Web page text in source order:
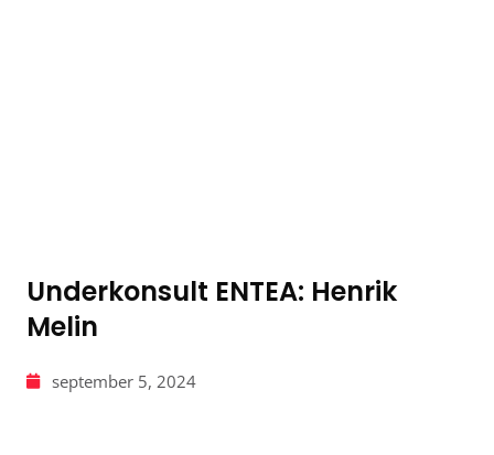
Underkonsult ENTEA: Henrik
Melin
september 5, 2024